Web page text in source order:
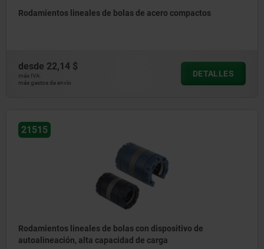
Rodamientos lineales de bolas de acero compactos
desde 22,14 $
más IVA.
más gastos de envío
DETALLES
21515
Rodamientos lineales de bolas con dispositivo de
autoalineación, alta capacidad de carga